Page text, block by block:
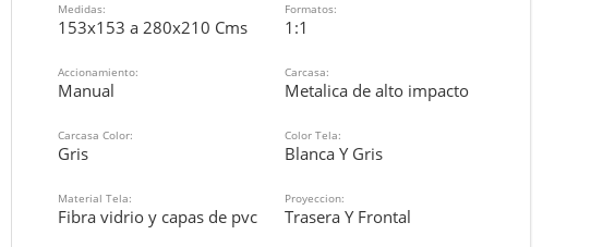
Medidas:
153x153 a 280x210 Cms
Formatos:
1:1
Accionamiento:
Manual
Carcasa:
Metalica de alto impacto
Carcasa Color:
Gris
Color Tela:
Blanca Y Gris
Material Tela:
Fibra vidrio y capas de pvc
Proyeccion:
Trasera Y Frontal